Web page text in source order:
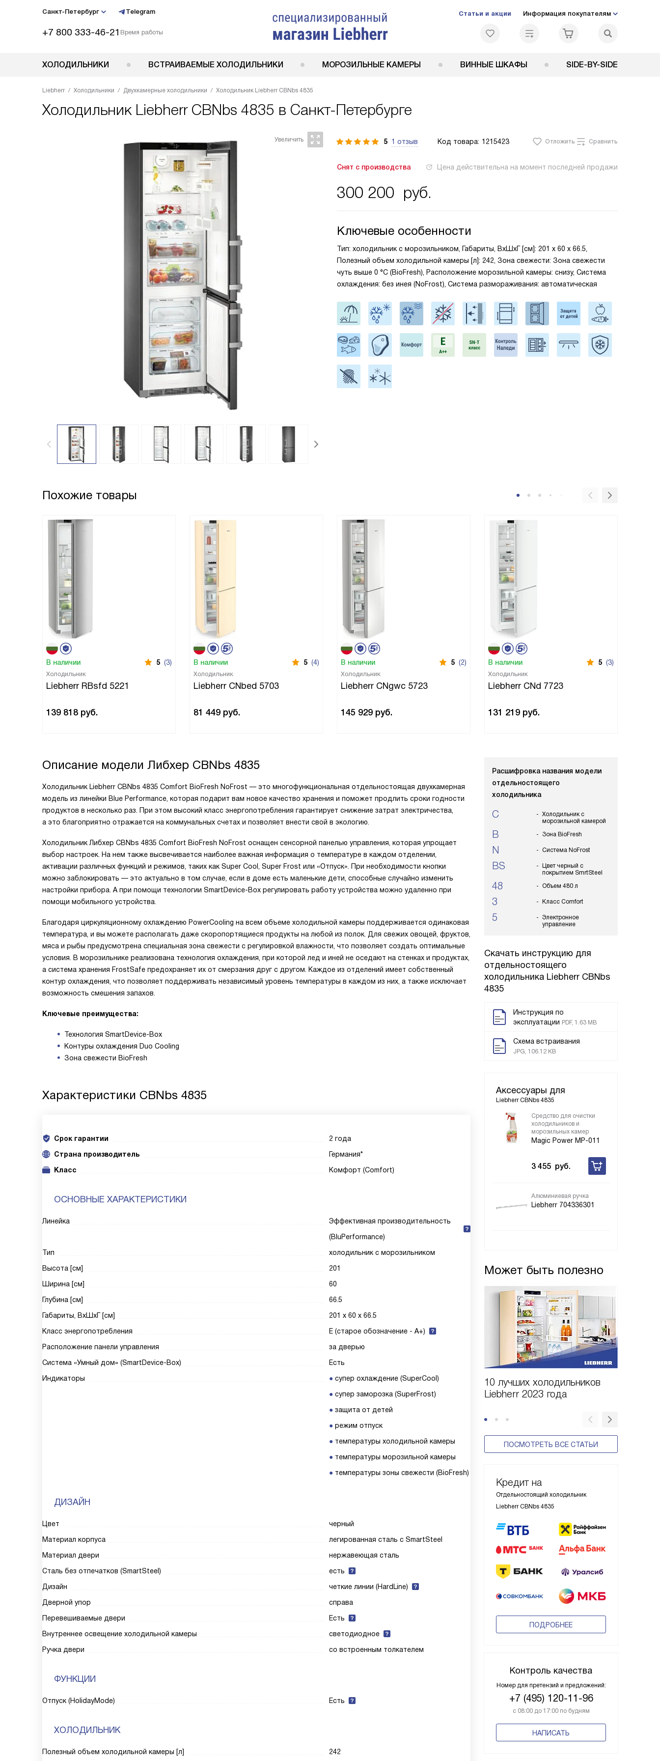
Санкт-Петербург Telegram
+7 800 333-46-21 Время работы
Статьи и акции Информация покупателям
ХОЛОДИЛЬНИКИ ВСТРАИВАЕМЫЕ ХОЛОДИЛЬНИКИ МОРОЗИЛЬНЫЕ КАМЕРЫ ВИННЫЕ ШКАФЫ SIDE-BY-SIDE
Liebherr Холодильники Двухкамерные холодильники Холодильник Liebherr CBNbs 4835
Холодильник Liebherr CBNbs 4835 в Санкт-Петербурге
5 1 отзыв Код товара: 1215423 Отложить Сравнить
Снят с производства Цена действительна на момент последней продажи
300 200 руб.
Ключевые особенности
Тип: холодильник с морозильником, Габариты, ВxШxГ [см]: 201 х 60 х 66.5,
Полезный объем холодильной камеры [л]: 242, Зона свежести: Зона свежести
чуть выше 0 °С (BioFresh), Расположение морозильной камеры: снизу, Система
охлаждения: без инея (NoFrost), Система размораживания: автоматическая
Похожие товары
В наличии 5 (3)
Холодильник
Liebherr RBsfd 5221
139 818 руб.
В наличии 5 (4)
Холодильник
Liebherr CNbed 5703
81 449 руб.
В наличии 5 (2)
Холодильник
Liebherr CNgwc 5723
145 929 руб.
В наличии 5 (3)
Холодильник
Liebherr CNd 7723
131 219 руб.
Расшифровка названия модели
отдельностоящего
холодильника
C
Холодильник с
морозильной камерой
B Зона BioFresh
N Система NoFrost
BS
Цвет черный с
покрытием SmrtSteel
48 Объем 480 л
3 Класс Comfort
5
Электронное
управление
Скачать инструкцию для
отдельностоящего
холодильника Liebherr CBNbs
4835
Инструкция по
эксплуатации PDF, 1.63 MB
Схема встраивания
JPG, 106.12 KB
Аксессуары для
Liebherr CBNbs 4835
Средство для очистки
холодильников и
морозильных камер
Magic Power MP-011
3 455 руб.
Алюминиевая ручка
Liebherr 704336301
Может быть полезно
10 лучших холодильников
Liebherr 2023 года
ПОСМОТРЕТЬ ВСЕ СТАТЬИ
Кредит на
Отдельностоящий холодильник
Liebherr CBNbs 4835
ПОДРОБНЕЕ
Контроль качества
Номер для претензий и предложений:
+7 (495) 120-11-96
с 08:00 до 17:00 по будням
НАПИСАТЬ
Описание модели Либхер CBNbs 4835
Холодильник Liebherr CBNbs 4835 Comfort BioFresh NoFrost — это многофункциональная отдельностоящая двухкамерная
модель из линейки Blue Performance, которая подарит вам новое качество хранения и поможет продлить сроки годности
продуктов в несколько раз. При этом высокий класс энергопотребления гарантирует снижение затрат электричества,
а это благоприятно отражается на коммунальных счетах и позволяет внести свой в экологию.
Холодильник Либхер CBNbs 4835 Comfort BioFresh NoFrost оснащен сенсорной панелью управления, которая упрощает
выбор настроек. На нем также высвечивается наиболее важная информация о температуре в каждом отделении,
активации различных функций и режимов, таких как Super Cool, Super Frost или «Отпуск». При необходимости кнопки
можно заблокировать — это актуально в том случае, если в доме есть маленькие дети, способные случайно изменить
настройки прибора. А при помощи технологии SmartDevice-Box регулировать работу устройства можно удаленно при
помощи мобильного устройства.
Благодаря циркуляционному охлаждению PowerCooling на всем объеме холодильной камеры поддерживается одинаковая
температура, и вы можете располагать даже скоропортящиеся продукты на любой из полок. Для свежих овощей, фруктов,
мяса и рыбы предусмотрена специальная зона свежести с регулировкой влажности, что позволяет создать оптимальные
условия. В морозильнике реализована технология охлаждения, при которой лед и иней не оседают на стенках и продуктах,
а система хранения FrostSafe предохраняет их от смерзания друг с другом. Каждое из отделений имеет собственный
контур охлаждения, что позволяет поддерживать независимый уровень температуры в каждом из них, а также исключает
возможность смешения запахов.
Ключевые преимущества:
Технология SmartDevice-Box
Контуры охлаждения Duo Cooling
Зона свежести BioFresh
Характеристики CBNbs 4835
Срок гарантии
2 года
Cтрана производитель
Германия*
Класс
Комфорт (Comfort)
ОСНОВНЫЕ ХАРАКТЕРИСТИКИ
Линейка
Эффективная производительность
(BluPerformance)
Тип
холодильник с морозильником
Высота [см]
201
Ширина [см]
60
Глубина [см]
66.5
Габариты, ВxШxГ [см]
201 х 60 х 66.5
Класс энергопотребления
E (старое обозначение - A+)
Расположение панели управления
за дверью
Система «Умный дом» (SmartDevice-Box)
Есть
Индикаторы
супер охлаждение (SuperCool)
супер заморозка (SuperFrost)
защита от детей
режим отпуск
температуры холодильной камеры
температуры морозильной камеры
температуры зоны свежести (BioFresh)
ДИЗАЙН
Цвет
черный
Материал корпуса
легированная сталь с SmartSteel
Материал двери
нержавеющая сталь
Сталь без отпечатков (SmartSteel)
есть
Дизайн
четкие линии (HardLine)
Дверной упор
справа
Перевешиваемые двери
Есть
Внутреннее освещение холодильной камеры
светодиодное
Ручка двери
со встроенным толкателем
ФУНКЦИИ
Отпуск (HolidayMode) Есть
ХОЛОДИЛЬНИК
Полезный объем холодильной камеры [л] 242